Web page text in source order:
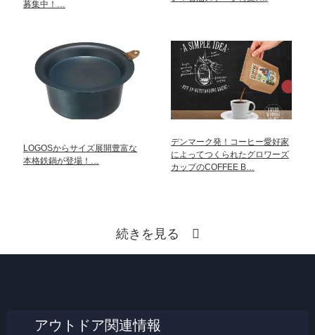
募集中！…
LOGOSからサイズ展開豊富な
本格鉄鍋が登場！…
デンマーク発！コーヒー愛好家
によってつくられたグロワーズ
カップのCOFFEE B…
続きを見る
アウトドア関連情報